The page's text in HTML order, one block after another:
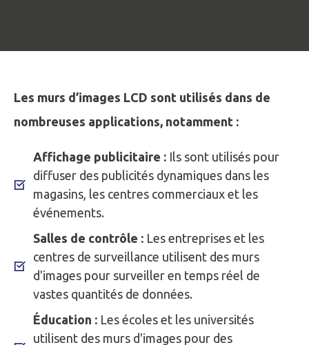
Les murs d’images LCD sont utilisés dans de
nombreuses applications, notamment :
Affichage publicitaire :Ils sont utilisés pour
diffuser des publicités dynamiques dans les
magasins, les centres commerciaux et les
événements.
Salles de contrôle :Les entreprises et les
centres de surveillance utilisent des murs
d'images pour surveiller en temps réel de
vastes quantités de données.
Éducation : Les écoles et les universités
utilisent des murs d'images pour des